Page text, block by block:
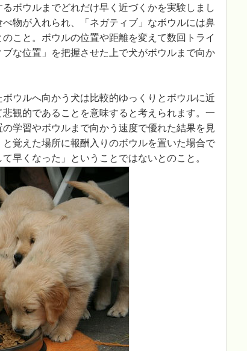
ボウルまでどれだけ早く近づくかを実験しまし
物が入れられ、「ネガティブ」なボウルには鼻
こと。ボウルの位置や距離を変えて数回トライ
な位置」を把握させた上で犬がボウルまで向か
ウルへ向かう犬は比較的ゆっくりとボウルに近
観的であることを意味すると考えられます。一
学習やボウルまで向かう速度で優れた結果を見
覚えた場所に報酬入りのボウルを置いた場合で
早くなった」ということではないとのこと。